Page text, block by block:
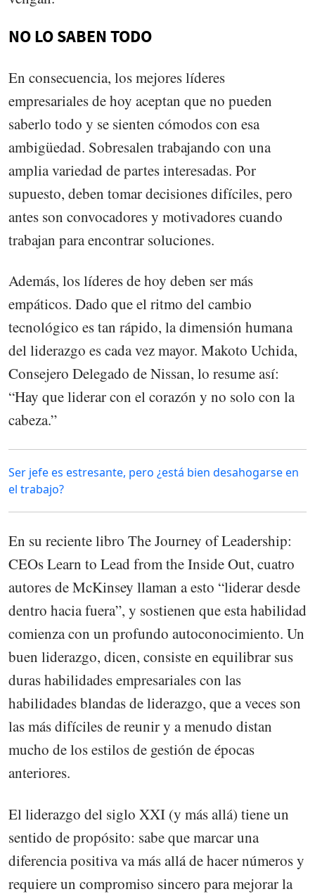
NO LO SABEN TODO
En consecuencia, los mejores líderes
empresariales de hoy aceptan que no pueden
saberlo todo y se sienten cómodos con esa
ambigüedad. Sobresalen trabajando con una
amplia variedad de partes interesadas. Por
supuesto, deben tomar decisiones difíciles, pero
antes son convocadores y motivadores cuando
trabajan para encontrar soluciones.
Además, los líderes de hoy deben ser más
empáticos. Dado que el ritmo del cambio
tecnológico es tan rápido, la dimensión humana
del liderazgo es cada vez mayor. Makoto Uchida,
Consejero Delegado de Nissan, lo resume así:
“Hay que liderar con el corazón y no solo con la
cabeza.”
Ser jefe es estresante, pero ¿está bien desahogarse en
el trabajo?
En su reciente libro The Journey of Leadership:
CEOs Learn to Lead from the Inside Out, cuatro
autores de McKinsey llaman a esto “liderar desde
dentro hacia fuera”, y sostienen que esta habilidad
comienza con un profundo autoconocimiento. Un
buen liderazgo, dicen, consiste en equilibrar sus
duras habilidades empresariales con las
habilidades blandas de liderazgo, que a veces son
las más difíciles de reunir y a menudo distan
mucho de los estilos de gestión de épocas
anteriores.
El liderazgo del siglo XXI (y más allá) tiene un
sentido de propósito: sabe que marcar una
diferencia positiva va más allá de hacer números y
requiere un compromiso sincero para mejorar la